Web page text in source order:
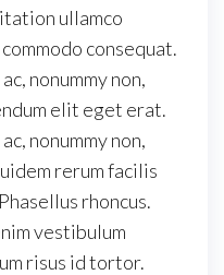
ullamco
consequat.
nonummy non,
elit eget erat.
nonummy non,
rerum facilis
rhoncus.
vestibulum
risus id tortor.